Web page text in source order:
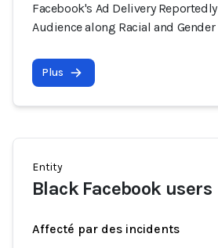
Facebook's Ad Delivery
Audience along Racial and Gender
Plus
Entity
Black Facebook users
Affecté par des incidents